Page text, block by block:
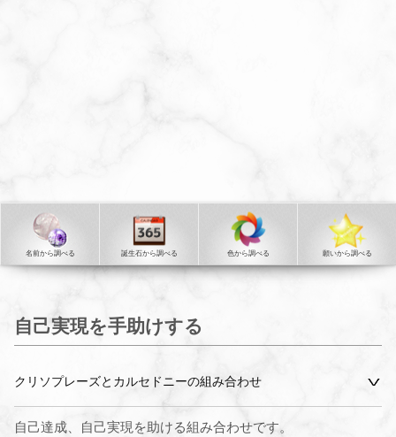
名前から調べる 誕生石から調べる 色から調べる 願いから調べる
自己実現を手助けする
クリソプレーズとカルセドニーの組み合わせ
自己達成、自己実現を助ける組み合わせです。